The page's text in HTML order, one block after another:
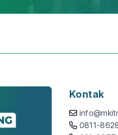
Kontak
0811-